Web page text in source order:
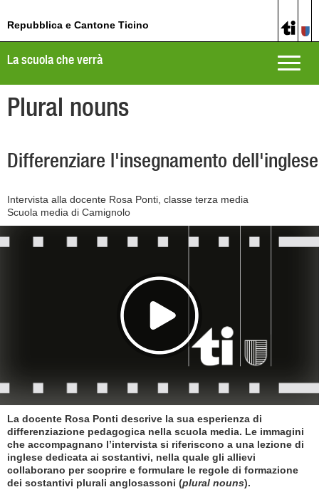
Repubblica e Cantone Ticino
Toggle
La scuola che verrà
Plural nouns
Differenziare l'insegnamento dell'inglese
Intervista alla docente Rosa Ponti, classe terza media
Scuola media di Camignolo
La docente Rosa Ponti descrive la sua esperienza di
differenziazione pedagogica nella scuola media. Le immagini
che accompagnano l’intervista si riferiscono a una lezione di
inglese dedicata ai sostantivi, nella quale gli allievi
collaborano per scoprire e formulare le regole di formazione
dei sostantivi plurali anglosassoni (plural nouns).